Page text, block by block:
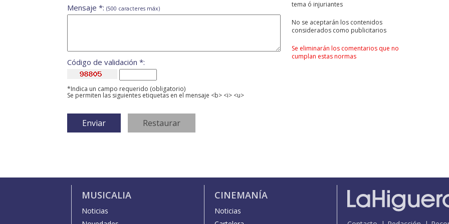
tema ó injuriantes
No se aceptarán los contenidos
considerados como publicitarios
Se eliminarán los comentarios que no
cumplan estas normas
Mensaje *: (500 caracteres máx)
Código de validación *:
*Indica un campo requerido (obligatorio)
Se permiten las siguientes etiquetas en el mensaje <b> <i> <u>
MUSICALIA
Noticias
CINEMANÍA
Noticias